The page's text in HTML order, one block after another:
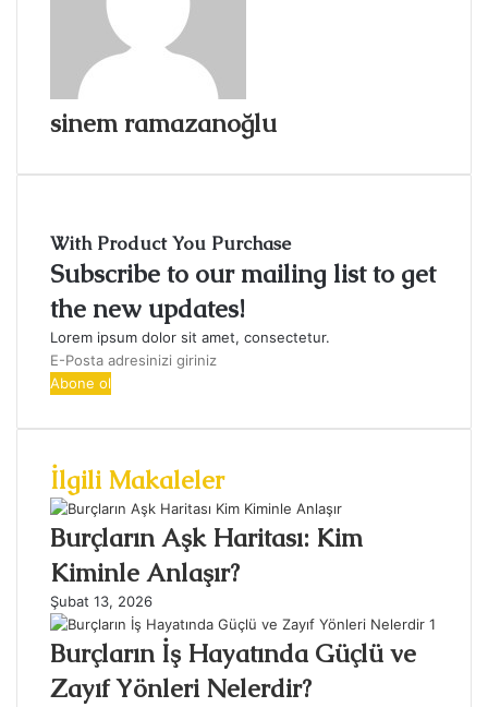
sinem ramazanoğlu
With Product You Purchase
Subscribe to our mailing list to get
the new updates!
Lorem ipsum dolor sit amet, consectetur.
E-
Posta
giriniz
İlgili Makaleler
Burçların Aşk Haritası: Kim
Kiminle Anlaşır?
Şubat 13, 2026
Burçların İş Hayatında Güçlü ve
Zayıf Yönleri Nelerdir?